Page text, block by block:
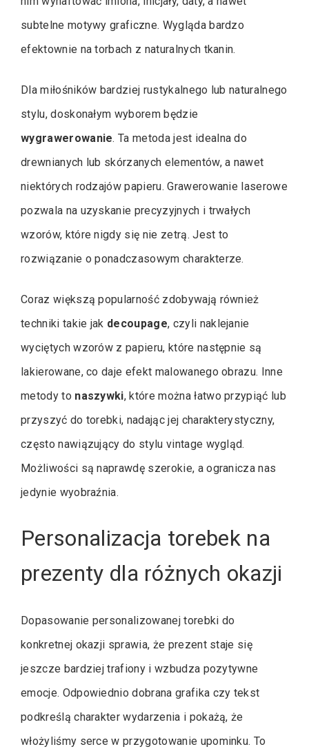
subtelne motywy graficzne. Wygląda bardzo
efektownie na torbach z naturalnych tkanin.
Dla miłośników bardziej rustykalnego lub naturalnego
stylu, doskonałym wyborem będzie
wygrawerowanie. Ta metoda jest idealna do
drewnianych lub skórzanych elementów, a nawet
niektórych rodzajów papieru. Grawerowanie laserowe
pozwala na uzyskanie precyzyjnych i trwałych
wzorów, które nigdy się nie zetrą. Jest to
rozwiązanie o ponadczasowym charakterze.
Coraz większą popularność zdobywają również
techniki takie jak decoupage, czyli naklejanie
wyciętych wzorów z papieru, które następnie są
lakierowane, co daje efekt malowanego obrazu. Inne
metody to naszywki, które można łatwo przypiąć lub
przyszyć do torebki, nadając jej charakterystyczny,
często nawiązujący do stylu vintage wygląd.
Możliwości są naprawdę szerokie, a ogranicza nas
jedynie wyobraźnia.
Personalizacja torebek na
prezenty dla różnych okazji
Dopasowanie personalizowanej torebki do
konkretnej okazji sprawia, że prezent staje się
jeszcze bardziej trafiony i wzbudza pozytywne
emocje. Odpowiednio dobrana grafika czy tekst
podkreślą charakter wydarzenia i pokażą, że
włożyliśmy serce w przygotowanie upominku. To